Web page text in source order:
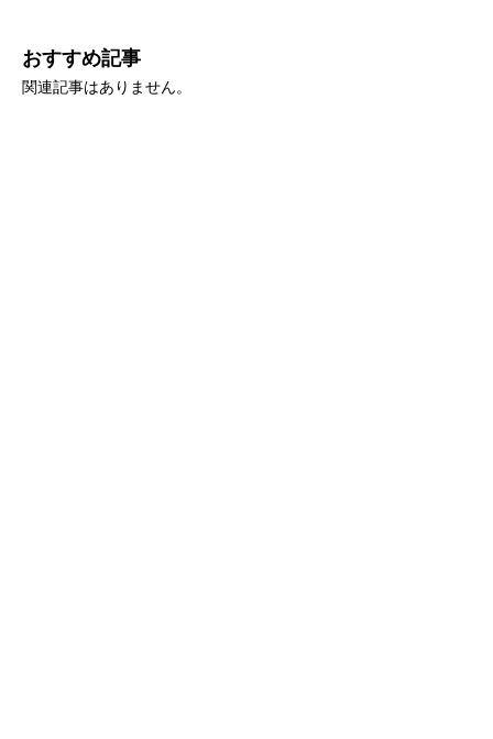
おすすめ記事
関連記事はありません。